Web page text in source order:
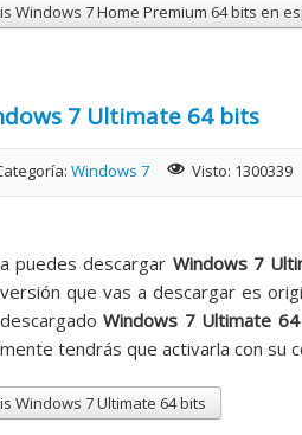
Windows 7 Home Premium 64 bits en
7 Ultimate 64 bits
Windows 7 Visto: 1300339
a puedes descargar Windows 7
versión que vas a descargar es
descargadoWindows 7 Ultimate
tendrás que activarla con su
Windows 7 Ultimate 64 bits